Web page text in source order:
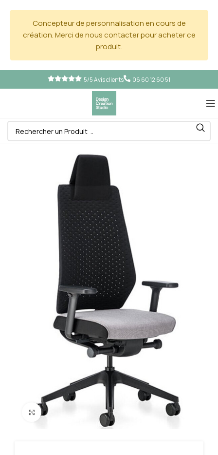
Concepteur de personnalisation en cours de
création. Merci de nous contacter pour acheter ce
produit.
5/5 Avis clients 06 60 12 60 51
Cliquez pour agrandir